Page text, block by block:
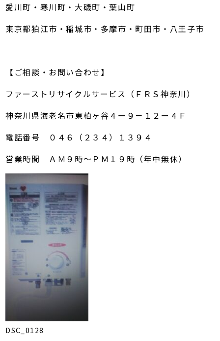
愛川町・寒川町・大磯町・葉山町
東京都狛江市・稲城市・多摩市・町田市・八王子市
【ご相談・お問い合わせ】
ファーストリサイクルサービス（ＦＲＳ神奈川）
神奈川県海老名市東柏ヶ谷４ー９－１２ー４Ｆ
電話番号 ０４６（２３４）１３９４
営業時間 ＡＭ９時～ＰＭ１９時（年中無休）
DSC_0128